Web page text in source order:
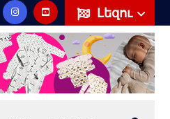
Լեզու